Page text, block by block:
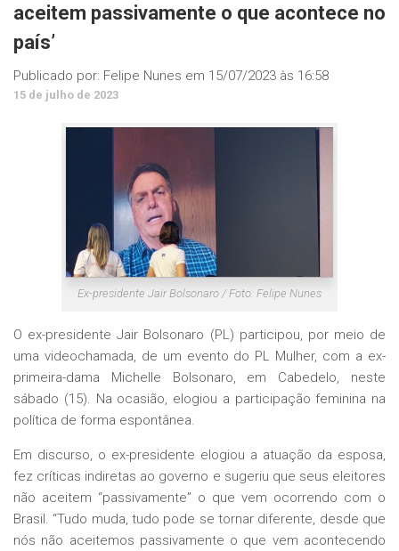
aceitem passivamente o que acontece no
país’
Publicado por: Felipe Nunes em 15/07/2023 às 16:58
15 de julho de 2023
Ex-presidente Jair Bolsonaro / Foto: Felipe Nunes
O ex-presidente Jair Bolsonaro (PL) participou, por meio de
uma videochamada, de um evento do PL Mulher, com a ex-
primeira-dama Michelle Bolsonaro, em Cabedelo, neste
sábado (15). Na ocasião, elogiou a participação feminina na
política de forma espontânea.
Em discurso, o ex-presidente elogiou a atuação da esposa,
fez críticas indiretas ao governo e sugeriu que seus eleitores
não aceitem “passivamente” o que vem ocorrendo com o
Brasil. “Tudo muda, tudo pode se tornar diferente, desde que
nós não aceitemos passivamente o que vem acontecendo